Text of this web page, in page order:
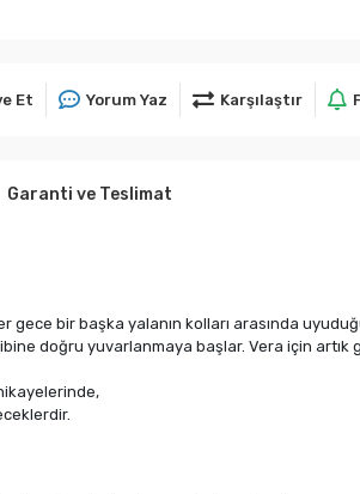
Et Yorum Yaz Karşılaştır
Garanti ve Teslimat
gece bir başka yalanın kolları arasında
doğru yuvarlanmaya başlar. Vera için artık